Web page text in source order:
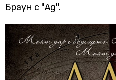
Браун с "Ад".